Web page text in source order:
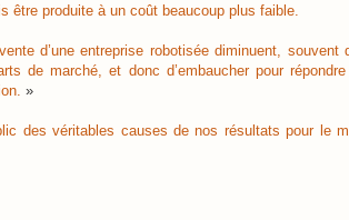
produite à un coût beaucoup plus faible.
d’une entreprise robotisée diminuent, souvent
de marché, et donc d’embaucher pour
»
des véritables causes de nos résultats pour le